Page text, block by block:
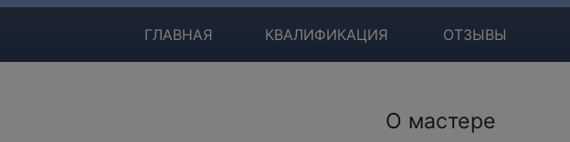
ГЛАВНАЯ КВАЛИФИКАЦИЯ ОТЗЫВЫ
О мастере